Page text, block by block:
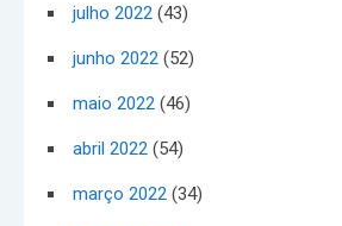
julho 2022 (43)
junho 2022 (52)
maio 2022 (46)
abril 2022 (54)
março 2022 (34)